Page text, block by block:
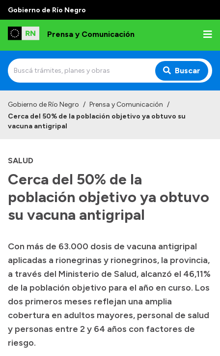
Gobierno de Río Negro
Prensa y Comunicación
Buscar
Institucional
Referentes de prensa
Archivo de noticias
Transparencia
Boletín Oficial
Compras y licitaciones
Consulta de expedientes
Consulta de pago a proveedores
Convocatorias
Intranet
Login
Gobierno de Río Negro / Prensa y Comunicación /
Cerca del 50% de la población objetivo ya obtuvo su
vacuna antigripal
SALUD
Cerca del 50% de la
población objetivo ya obtuvo
su vacuna antigripal
Con más de 63.000 dosis de vacuna antigripal
aplicadas a rionegrinas y rionegrinos, la provincia,
a través del Ministerio de Salud, alcanzó el 46,11%
de la población objetivo para el año en curso. Los
dos primeros meses reflejan una amplia
cobertura en adultos mayores, personal de salud
y personas entre 2 y 64 años con factores de
riesgo.